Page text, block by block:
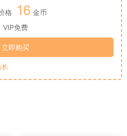
格 16 金币
VIP免费
立即购买